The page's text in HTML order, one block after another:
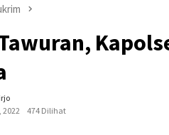
2022
474 Dilihat